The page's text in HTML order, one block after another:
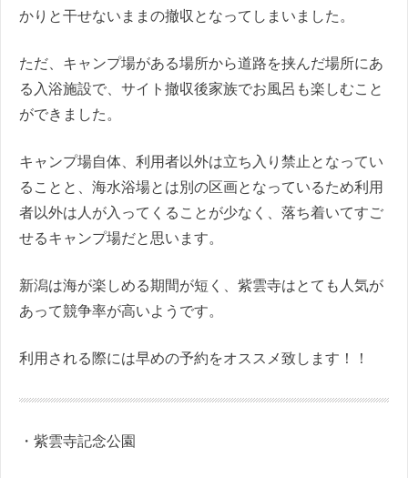
かりと干せないままの撤収となってしまいました。
ただ、キャンプ場がある場所から道路を挟んだ場所にあ
る入浴施設で、サイト撤収後家族でお風呂も楽しむこと
ができました。
キャンプ場自体、利用者以外は立ち入り禁止となってい
ることと、海水浴場とは別の区画となっているため利用
者以外は人が入ってくることが少なく、落ち着いてすご
せるキャンプ場だと思います。
新潟は海が楽しめる期間が短く、紫雲寺はとても人気が
あって競争率が高いようです。
利用される際には早めの予約をオススメ致します！！
・紫雲寺記念公園